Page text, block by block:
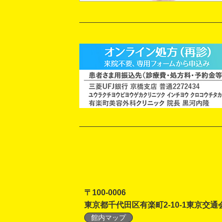
〒100-0006
東京都千代田区有楽町2-10-1東京交通
館内マップ